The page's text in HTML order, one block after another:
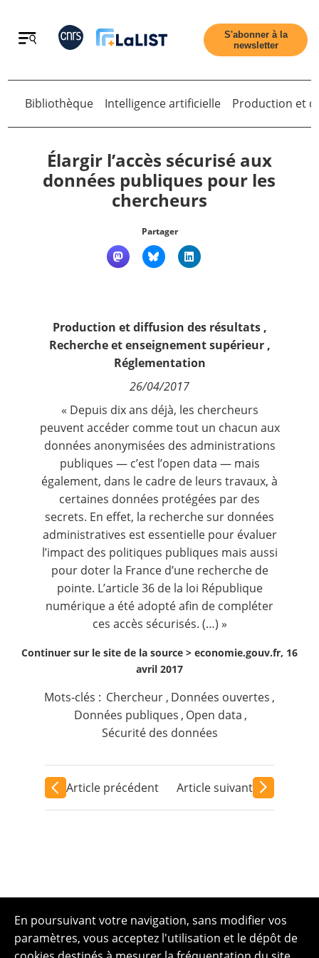
Retour
Contact
S'abonner à la
newsletter
Retour
Bibliothèque Intelligence artificielle Production et
Élargir l’accès sécurisé aux
données publiques pour les
chercheurs
Partager
Production et diffusion des résultats,
Recherche et enseignement supérieur,
Réglementation
26/04/2017
« Depuis dix ans déjà, les chercheurs
peuvent accéder comme tout un chacun aux
données anonymisées des administrations
publiques — c’est l’open data — mais
également, dans le cadre de leurs travaux, à
certaines données protégées par des
secrets. En effet, la recherche sur données
administratives est essentielle pour évaluer
l’impact des politiques publiques mais aussi
pour doter la France d’une recherche de
pointe. L’article 36 de la loi République
numérique a été adopté afin de compléter
ces accès sécurisés. (…) »
Continuer sur le site de la source > economie.gouv.fr, 16
avril 2017
Mots-clés : Chercheur , Données ouvertes ,
Données publiques , Open data ,
Sécurité des données
Article précédent Article suivant
En poursuivant votre navigation, sans modifier vos
paramètres, vous acceptez l'utilisation et le dépôt de